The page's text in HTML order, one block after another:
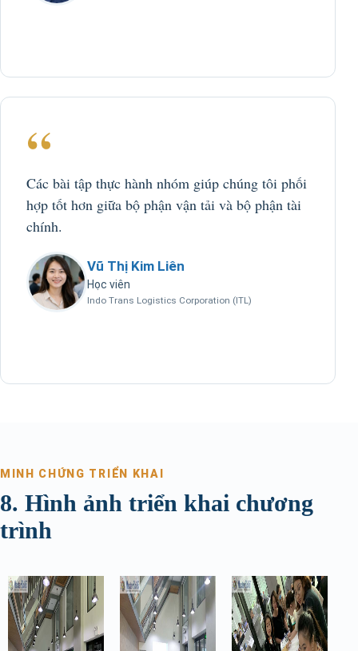
“
Các bài tập thực hành nhóm giúp chúng tôi phối
hợp tốt hơn giữa bộ phận vận tải và bộ phận tài
chính.
Vũ Thị Kim Liên
Học viên
Indo Trans Logistics Corporation (ITL)
MINH CHỨNG TRIỂN KHAI
8. Hình ảnh triển khai chương
trình